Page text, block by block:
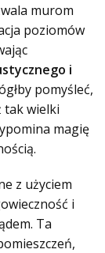
murom
poziomów
i
pomyśleć,
tak wielki
magię
z użyciem
i
Ta